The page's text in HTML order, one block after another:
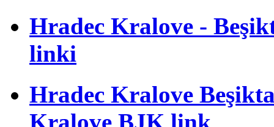
Hradec Kralove -
linki
Hradec Kralove
Kralove BJK link